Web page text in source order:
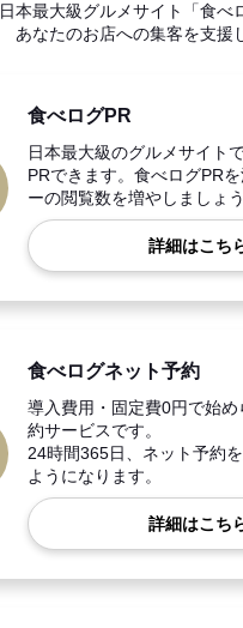
日本最大級グルメサイト「食べ
あなたのお店への集客を支援
食べログPR
日本最大級のグルメサイト
PRできます。食べログPR
ーの閲覧数を増やしましょう
詳細はこち
食べログネット予約
導入費用・固定費0円で始
約サービスです。
24時間365日、ネット予約
ようになります。
詳細はこち